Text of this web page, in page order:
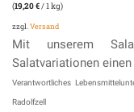
(19,20€/ 1 kg)
zzgl. Versand
Mit unserem
Salatvariationen
Verantwortliches
Radolfzell